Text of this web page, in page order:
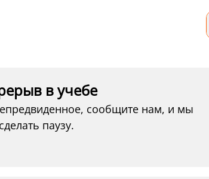
в учебе
сообщите нам, и мы
паузу.